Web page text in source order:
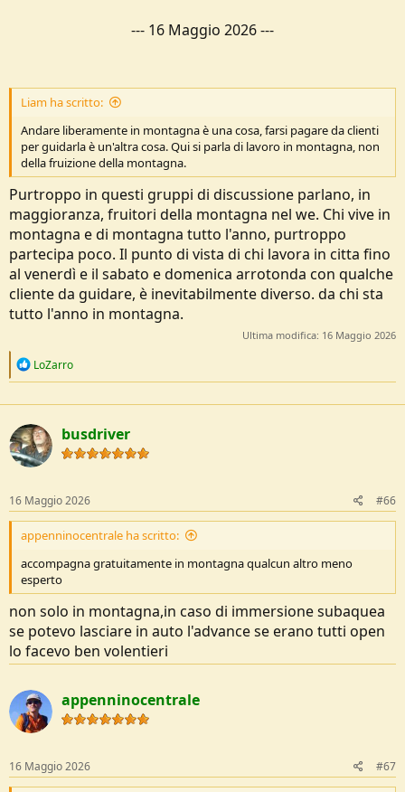
--- 16 Maggio 2026---
Liam ha scritto:
Andare liberamente in montagna è una cosa, farsi pagare da clienti
per guidarla è un'altra cosa. Qui si parla di lavoro in montagna, non
della fruizione della montagna.
Purtroppo in questi gruppi di discussione parlano, in
maggioranza, fruitori della montagna nel we. Chi vive in
montagna e di montagna tutto l'anno, purtroppo
partecipa poco. Il punto di vista di chi lavora in citta fino
al venerdì e il sabato e domenica arrotonda con qualche
cliente da guidare, è inevitabilmente diverso. da chi sta
tutto l'anno in montagna.
Ultima modifica: 16 Maggio 2026
R
c
t
i
o
n
:
LoZarro
busdriver
16 Maggio 2026 #66
appenninocentrale ha scritto:
accompagna gratuitamente in montagna qualcun altro meno
esperto
non solo in montagna,in caso di immersione subaquea
se potevo lasciare in auto l'advance se erano tutti open
lo facevo ben volentieri
appenninocentrale
16 Maggio 2026 #67